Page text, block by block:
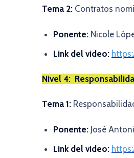
Tema 2: Contratos
Ponente: Nicole
Link del video:
Nivel 4:
Tema 1:
Ponente: José
Link del video: